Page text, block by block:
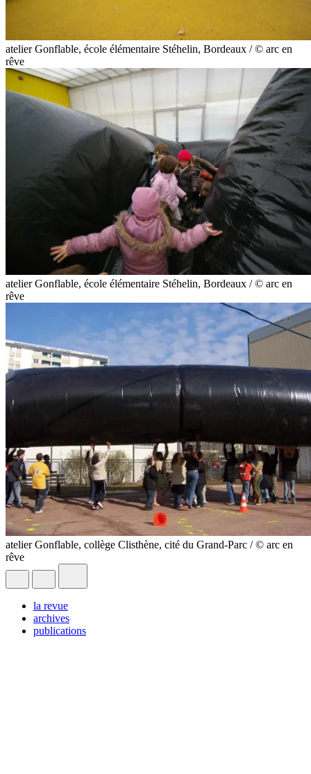
atelier Gonflable, école élémentaire Stéhelin, Bordeaux / © arc en
rêve
atelier Gonflable, école élémentaire Stéhelin, Bordeaux / © arc en
rêve
atelier Gonflable, collège Clisthène, cité du Grand-Parc / © arc en
rêve
la revue
archives
publications